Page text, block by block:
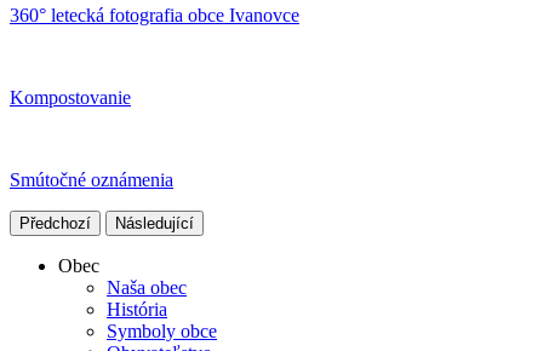
360° letecká fotografia obce Ivanovce
Kompostovanie
Smútočné oznámenia
Předchozí Následující
Obec
Naša obec
História
Symboly obce